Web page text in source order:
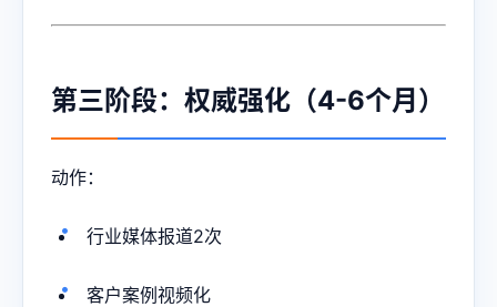
第三阶段：权威强化（4-6个月）
动作：
行业媒体报道2次
客户案例视频化